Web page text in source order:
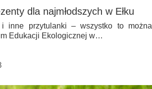
dla najmłodszych w Ełku
i inne przytulanki – wszystko to można
Edukacji Ekologicznej w…